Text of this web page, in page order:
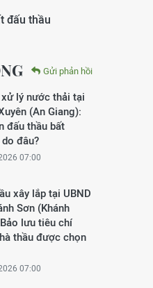
đấu thầu
Gửi phản hồi
xử lý nước thải tại
(An Giang):
đấu thầu bất
đâu?
07:00
xây lắp tại UBND
Sơn (Khánh
lưu tiêu chí
thầu được chọn
07:00